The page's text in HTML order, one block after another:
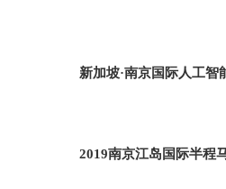
新加坡·南京国际人工智
2019南京江岛国际半程